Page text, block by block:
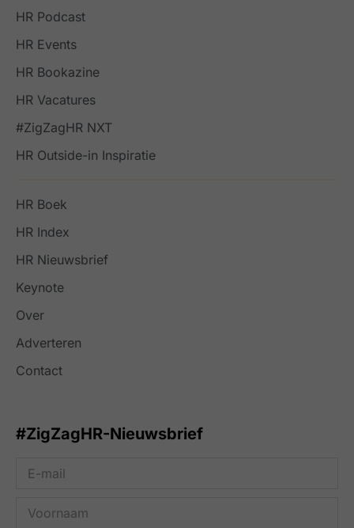
HR Podcast
HR Events
HR Bookazine
HR Vacatures
#ZigZagHR NXT
HR Outside-in Inspiratie
HR Boek
HR Index
HR Nieuwsbrief
Keynote
Over
Adverteren
Contact
#ZigZagHR-Nieuwsbrief